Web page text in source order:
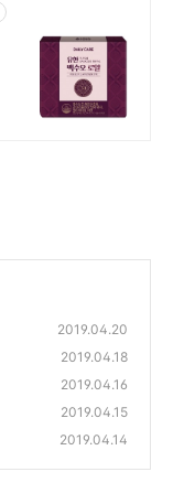
2019.04.20
2019.04.18
2019.04.16
2019.04.15
2019.04.14